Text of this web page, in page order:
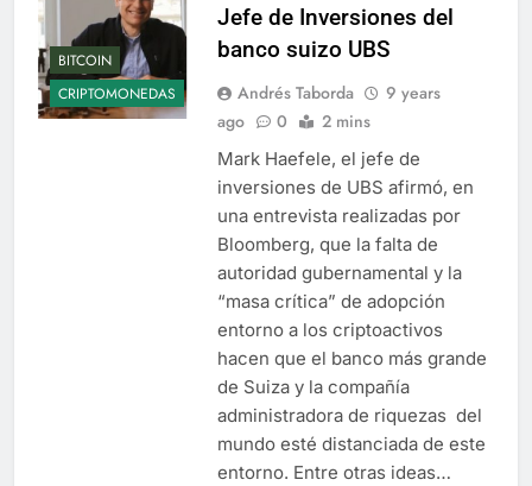
BITCOIN
CRIPTOMONEDAS
Jefe de Inversiones del
banco suizo UBS
Andrés Taborda
9 years
ago
0 2 mins
Mark Haefele, el jefe de
inversiones de UBS afirmó, en
una entrevista realizadas por
Bloomberg, que la falta de
autoridad gubernamental y la
“masa crítica” de adopción
entorno a los criptoactivos
hacen que el banco más grande
de Suiza y la compañía
administradora de riquezas del
mundo esté distanciada de este
entorno. Entre otras ideas…